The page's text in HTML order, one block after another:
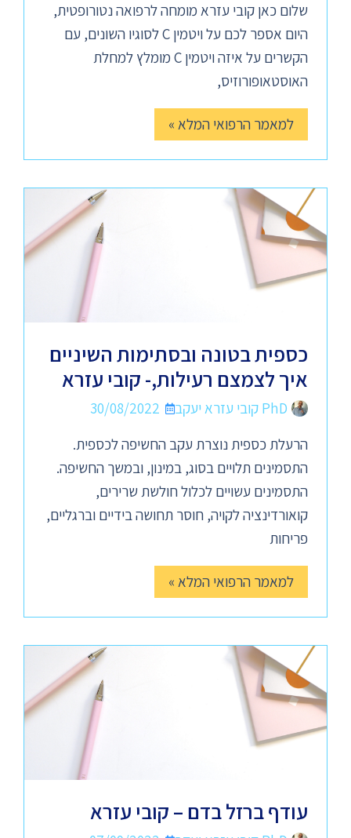
שלום כאן קובי עזרא מומחה לרפואה נטורופטית,
היום אספר לכם על ויטמין C לסוגיו השונים, עם
הקשרים על איזה ויטמין C מומלץ למחלת
האוסטאופורוזיס,
למאמר הרפואי המלא »
כספית בטונה ובסתימות השיניים
איך לצמצם רעילות,- קובי עזרא
PhD קובי עזרא יעקב
30/08/2022
הרעלת כספית נוצרת עקב החשיפה לכספית.
התסמינים תלויים בסוג, במינון, ובמשך החשיפה.
התסמינים עשויים לכלול חולשת שרירים,
קואורדינציה לקויה, חוסר תחושה בידיים וברגליים,
פריחות
למאמר הרפואי המלא »
עודף ברזל בדם – קובי עזרא